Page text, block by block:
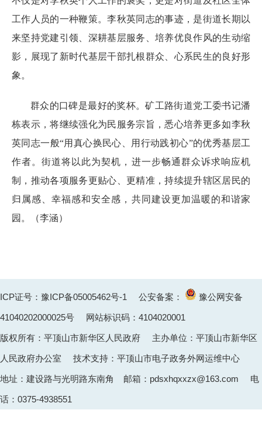
工作人员的一种鞭策。李秋英同志的事迹，是街道长期以
来坚持党建引领、深耕基层服务、培养优良作风的生动缩
影，展现了新时代基层干部扎根群众、心系民生的良好形
象。
群众的口碑是最好的奖杯。矿工路街道党工委书记潘
栋表示，将继续强化为民服务宗旨，悉心培养更多如李秋
英同志一般“用真心换民心、用行动践初心”的优秀基层工
作者。街道将以此为契机，进一步畅通群众诉求响应机
制，推动各项服务更贴心、更精准，持续提升辖区居民的
归属感、幸福感和安全感，共同建设更加温暖的和谐家
园。（李涵）
ICP证号：豫ICP备05005462号-1 公安备案： 豫公网安备
41040202000025号 网站标识码：4104020001
版权所有：平顶山市新华区人民政府 主办单位：平顶山市新华区
人民政府办公室 技术支持：平顶山市电子政务外网运维中心
地址：建设路与光明路东南角 邮箱：pdsxhqxxzx@163.com 电
话：0375-4938551